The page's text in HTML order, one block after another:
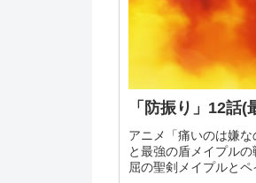
「防振り」12話
アニメ「痛いのは嫌
と最強の盾メイプル
屈の聖剣メイプルと